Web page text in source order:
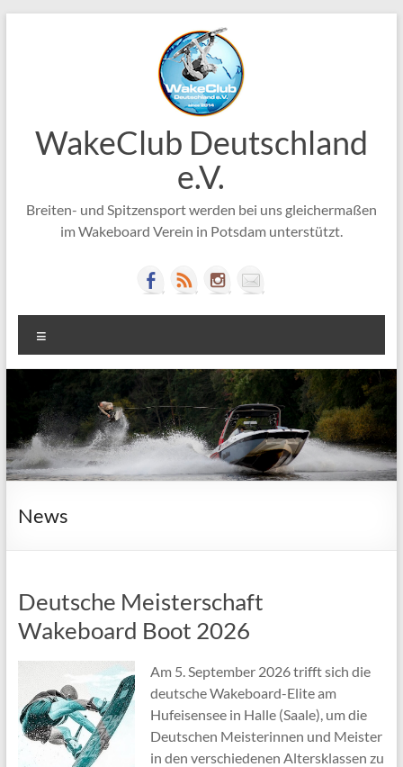
WakeClub Deutschland
e.V.
Breiten- und Spitzensport werden bei uns gleichermaßen
im Wakeboard Verein in Potsdam unterstützt.
News
Deutsche Meisterschaft
Wakeboard Boot 2026
Am 5. September 2026 trifft sich die
deutsche Wakeboard-Elite am
Hufeisensee in Halle (Saale), um die
Deutschen Meisterinnen und Meister
in den verschiedenen Altersklassen zu